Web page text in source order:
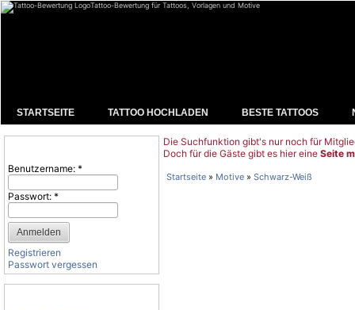
Tattoo-Bewertung für Tattoos, Vorlagen und Motive
STARTSEITE TATTOO HOCHLADEN BESTE TATTOOS
Benutzername: *
Passwort: *
Registrieren
Passwort vergessen
Die Suchfunktion gibt's nur noch für
Doch für die Gäste gibt es hier eine Seite
Startseite » Motive » Schwarz-Weiß